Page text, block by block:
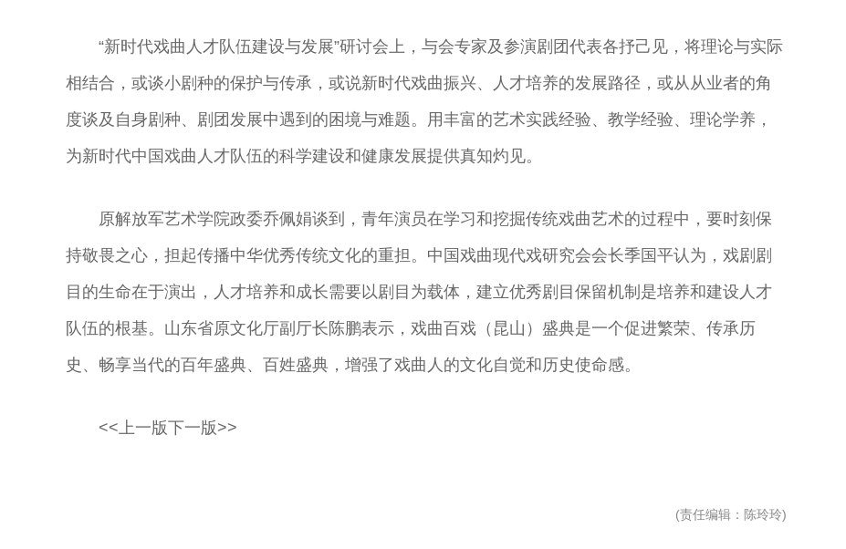
“新时代戏曲人才队伍建设与发展”研讨会上，与会专家及参演剧团代表各抒己见，将理论与实际
相结合，或谈小剧种的保护与传承，或说新时代戏曲振兴、人才培养的发展路径，或从从业者的角
度谈及自身剧种、剧团发展中遇到的困境与难题。用丰富的艺术实践经验、教学经验、理论学养，
为新时代中国戏曲人才队伍的科学建设和健康发展提供真知灼见。
原解放军艺术学院政委乔佩娟谈到，青年演员在学习和挖掘传统戏曲艺术的过程中，要时刻保
持敬畏之心，担起传播中华优秀传统文化的重担。中国戏曲现代戏研究会会长季国平认为，戏剧剧
目的生命在于演出，人才培养和成长需要以剧目为载体，建立优秀剧目保留机制是培养和建设人才
队伍的根基。山东省原文化厅副厅长陈鹏表示，戏曲百戏（昆山）盛典是一个促进繁荣、传承历
史、畅享当代的百年盛典、百姓盛典，增强了戏曲人的文化自觉和历史使命感。
<<上一版下一版>>
(责任编辑 ：陈玲玲)